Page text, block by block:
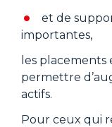
et de
importantes,
les
permettre
actifs.
Pour ceux qui